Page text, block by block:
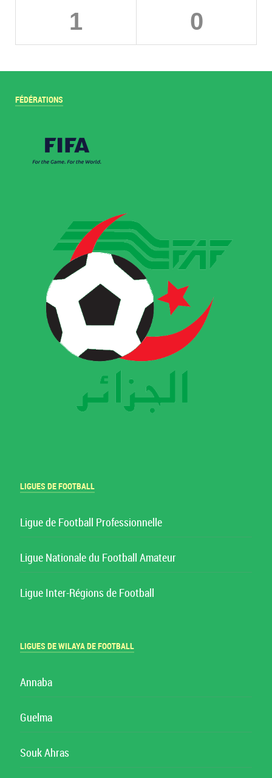
1 0
FÉDÉRATIONS
LIGUES DE FOOTBALL
Ligue de Football Professionnelle
Ligue Nationale du Football Amateur
Ligue Inter-Régions de Football
LIGUES DE WILAYA DE FOOTBALL
Annaba
Guelma
Souk Ahras